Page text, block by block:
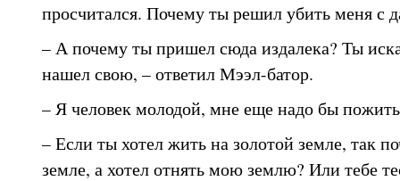
просчитался. Почему ты решил убить меня с
– А почему ты пришел сюда издалека? Ты
нашел свою, – ответил Мээл-батор.
– Я человек молодой, мне еще надо бы
– Если ты хотел жить на золотой земле, так
земле, а хотел отнять мою землю? Или тебе